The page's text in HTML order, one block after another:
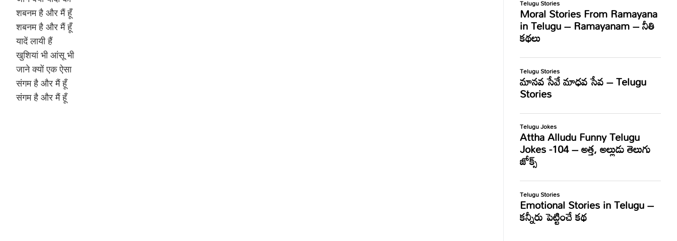
शबनम है और मैं हूँ
शबनम है और मैं हूँ
यादें लायी हैं
खुशियां भी आंसू भी
जाने क्यों एक ऐसा
संगम है और मैं हूँ
संगम है और मैं हूँ